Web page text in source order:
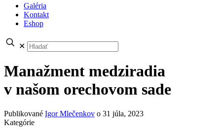
Galéria
Kontakt
Eshop
✕
Manažment medziradia
v našom orechovom sade
Publikované Igor Mlečenkov o 31 júla, 2023
Kategórie